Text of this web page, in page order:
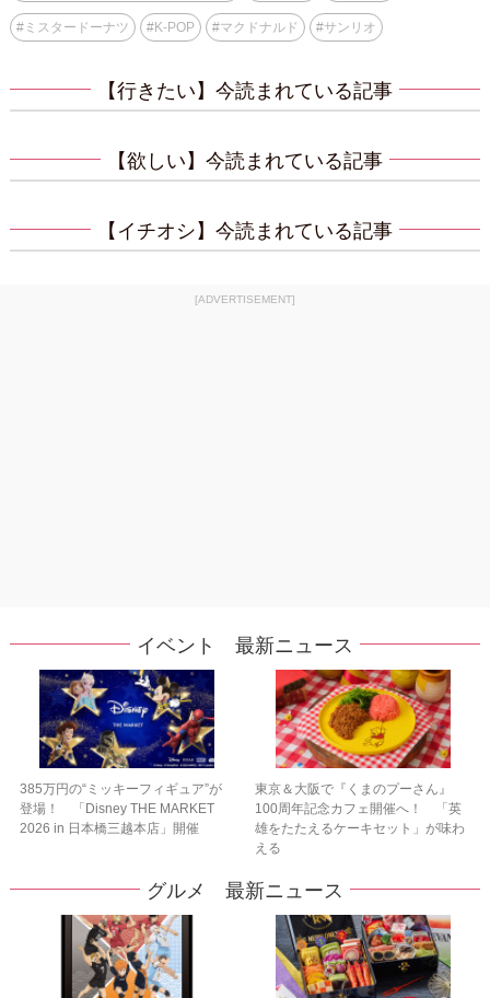
#ミスタードーナツ #K-POP #マクドナルド #サンリオ
【行きたい】今読まれている記事
【欲しい】今読まれている記事
【イチオシ】今読まれている記事
[ADVERTISEMENT]
イベント 最新ニュース
385万円の“ミッキーフィギュア”が
登場！ 「Disney THE MARKET
2026 in 日本橋三越本店」開催
東京＆大阪で『くまのプーさん』
100周年記念カフェ開催へ！ 「英
雄をたたえるケーキセット」が味わ
える
グルメ 最新ニュース